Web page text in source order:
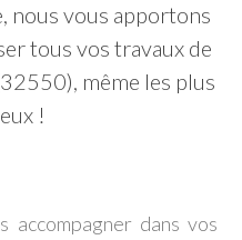
nous vous apportons
tous vos travaux de
même les plus
!
accompagner dans vos